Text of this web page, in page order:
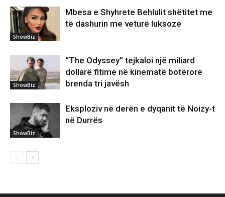
ShowBiz
Mbesa e Shyhrete Behlulit shëtitet me
të dashurin me veturë luksoze
ShowBiz
“The Odyssey” tejkaloi një miliard
dollarë fitime në kinematë botërore
brenda tri javësh
ShowBiz
Eksploziv në derën e dyqanit të Noizy-t
në Durrës